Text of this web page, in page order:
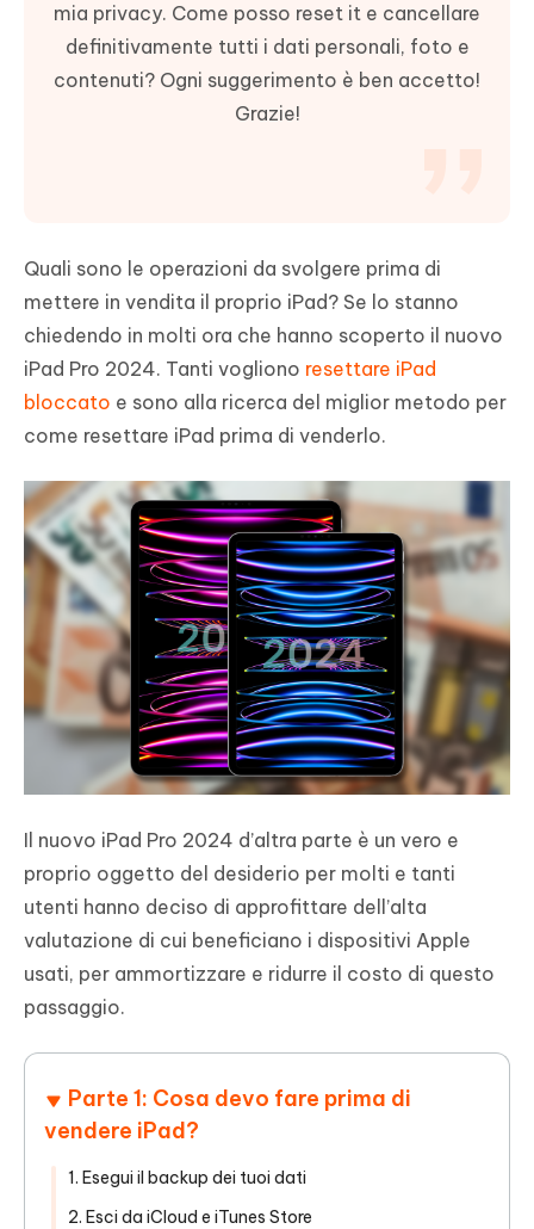
mia privacy. Come posso reset it e cancellare
definitivamente tutti i dati personali, foto e
contenuti? Ogni suggerimento è ben accetto!
Grazie!
Quali sono le operazioni da svolgere prima di
mettere in vendita il proprio iPad? Se lo stanno
chiedendo in molti ora che hanno scoperto il nuovo
iPad Pro 2024. Tanti vogliono resettare iPad
bloccato e sono alla ricerca del miglior metodo per
come resettare iPad prima di venderlo.
Il nuovo iPad Pro 2024 d’altra parte è un vero e
proprio oggetto del desiderio per molti e tanti
utenti hanno deciso di approfittare dell’alta
valutazione di cui beneficiano i dispositivi Apple
usati, per ammortizzare e ridurre il costo di questo
passaggio.
Parte 1: Cosa devo fare prima di
vendere iPad?
1. Esegui il backup dei tuoi dati
2. Esci da iCloud e iTunes Store